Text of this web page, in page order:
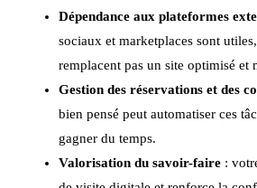
Dépendance aux plateformes
sociaux et marketplaces sont
remplacent pas un site optimisé et
Gestion des réservations et des
bien pensé peut automatiser ces
gagner du temps.
Valorisation du savoir-faire :